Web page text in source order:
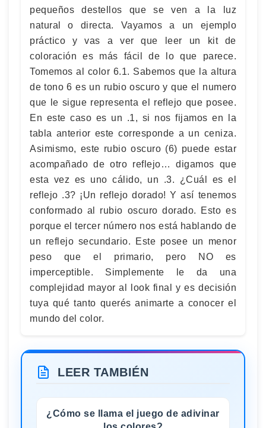
pequeños destellos que se ven a la luz
natural o directa. Vayamos a un ejemplo
práctico y vas a ver que leer un kit de
coloración es más fácil de lo que parece.
Tomemos al color 6.1. Sabemos que la altura
de tono 6 es un rubio oscuro y que el numero
que le sigue representa el reflejo que posee.
En este caso es un .1, si nos fijamos en la
tabla anterior este corresponde a un ceniza.
Asimismo, este rubio oscuro (6) puede estar
acompañado de otro reflejo… digamos que
esta vez es uno cálido, un .3. ¿Cuál es el
reflejo .3? ¡Un reflejo dorado! Y así tenemos
conformado al rubio oscuro dorado. Esto es
porque el tercer número nos está hablando de
un reflejo secundario. Este posee un menor
peso que el primario, pero NO es
imperceptible. Simplemente le da una
complejidad mayor al look final y es decisión
tuya qué tanto querés animarte a conocer el
mundo del color.
LEER TAMBIÉN
¿Cómo se llama el juego de adivinar